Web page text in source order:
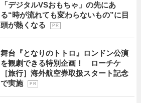
「デジタルVSおもちゃ」の先にあ
る“時が流れても変わらないもの”に目
頭が熱くなる
P R
舞台『となりのトトロ』ロンドン公演
を観劇できる特別企画！ ローチケ
［旅行］海外航空券取扱スタート記念
で実施
P R